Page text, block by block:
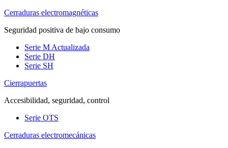
Cerraduras electromagnéticas
Seguridad positiva de bajo consumo
Serie M Actualizada
Serie DH
Serie SH
Cierrapuertas
Accesibilidad, seguridad, control
Serie OTS
Cerraduras electromecánicas